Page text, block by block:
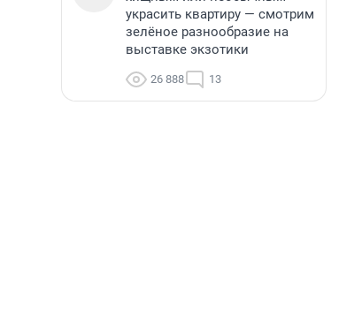
украсить квартиру — смотрим
зелёное разнообразие на
выставке экзотики
26 888 13